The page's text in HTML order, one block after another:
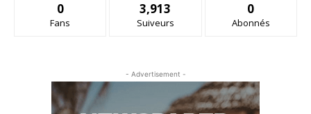
0
Fans
3,913
Suiveurs
0
Abonnés
- Advertisement -